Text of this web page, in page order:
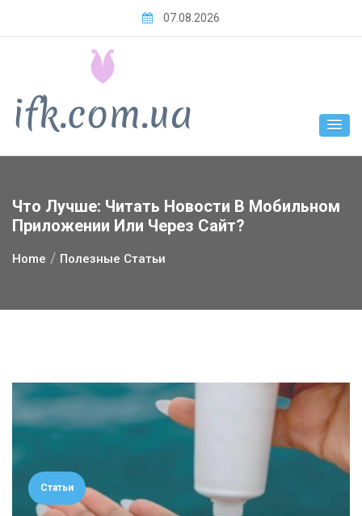
07.08.2026
Что Лучше: Читать Новости В Мобильном
Приложении Или Через Сайт?
Home Полезные Статьи
Статьи